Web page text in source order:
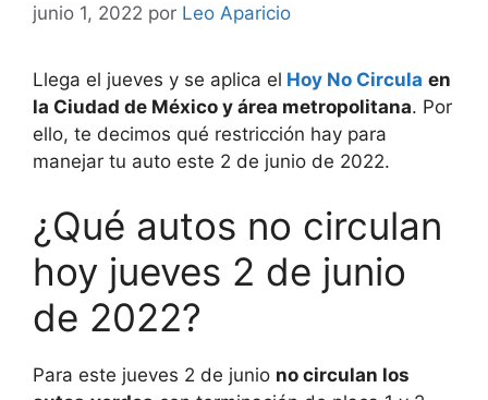
junio 1, 2022 por Leo Aparicio
Llega el jueves y se aplica el Hoy No Circula en
la Ciudad de México y área metropolitana. Por
ello, te decimos qué restricción hay para
manejar tu auto este 2 de junio de 2022.
¿Qué autos no circulan
hoy jueves 2 de junio
de 2022?
Para este jueves 2 de junio no circulan los